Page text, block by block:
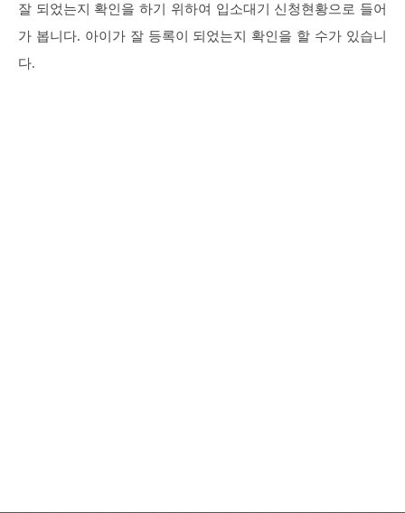
잘 되었는지 확인을 하기 위하여 입소대기 신청현황으로 들어
가 봅니다. 아이가 잘 등록이 되었는지 확인을 할 수가 있습니
다.